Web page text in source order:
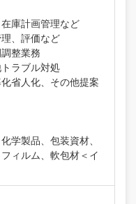
庫計画管理など
、評価など
整業務
ラブル対処
省人化、その他提案
学製品、包装資材、
ィルム、軟包材＜イ